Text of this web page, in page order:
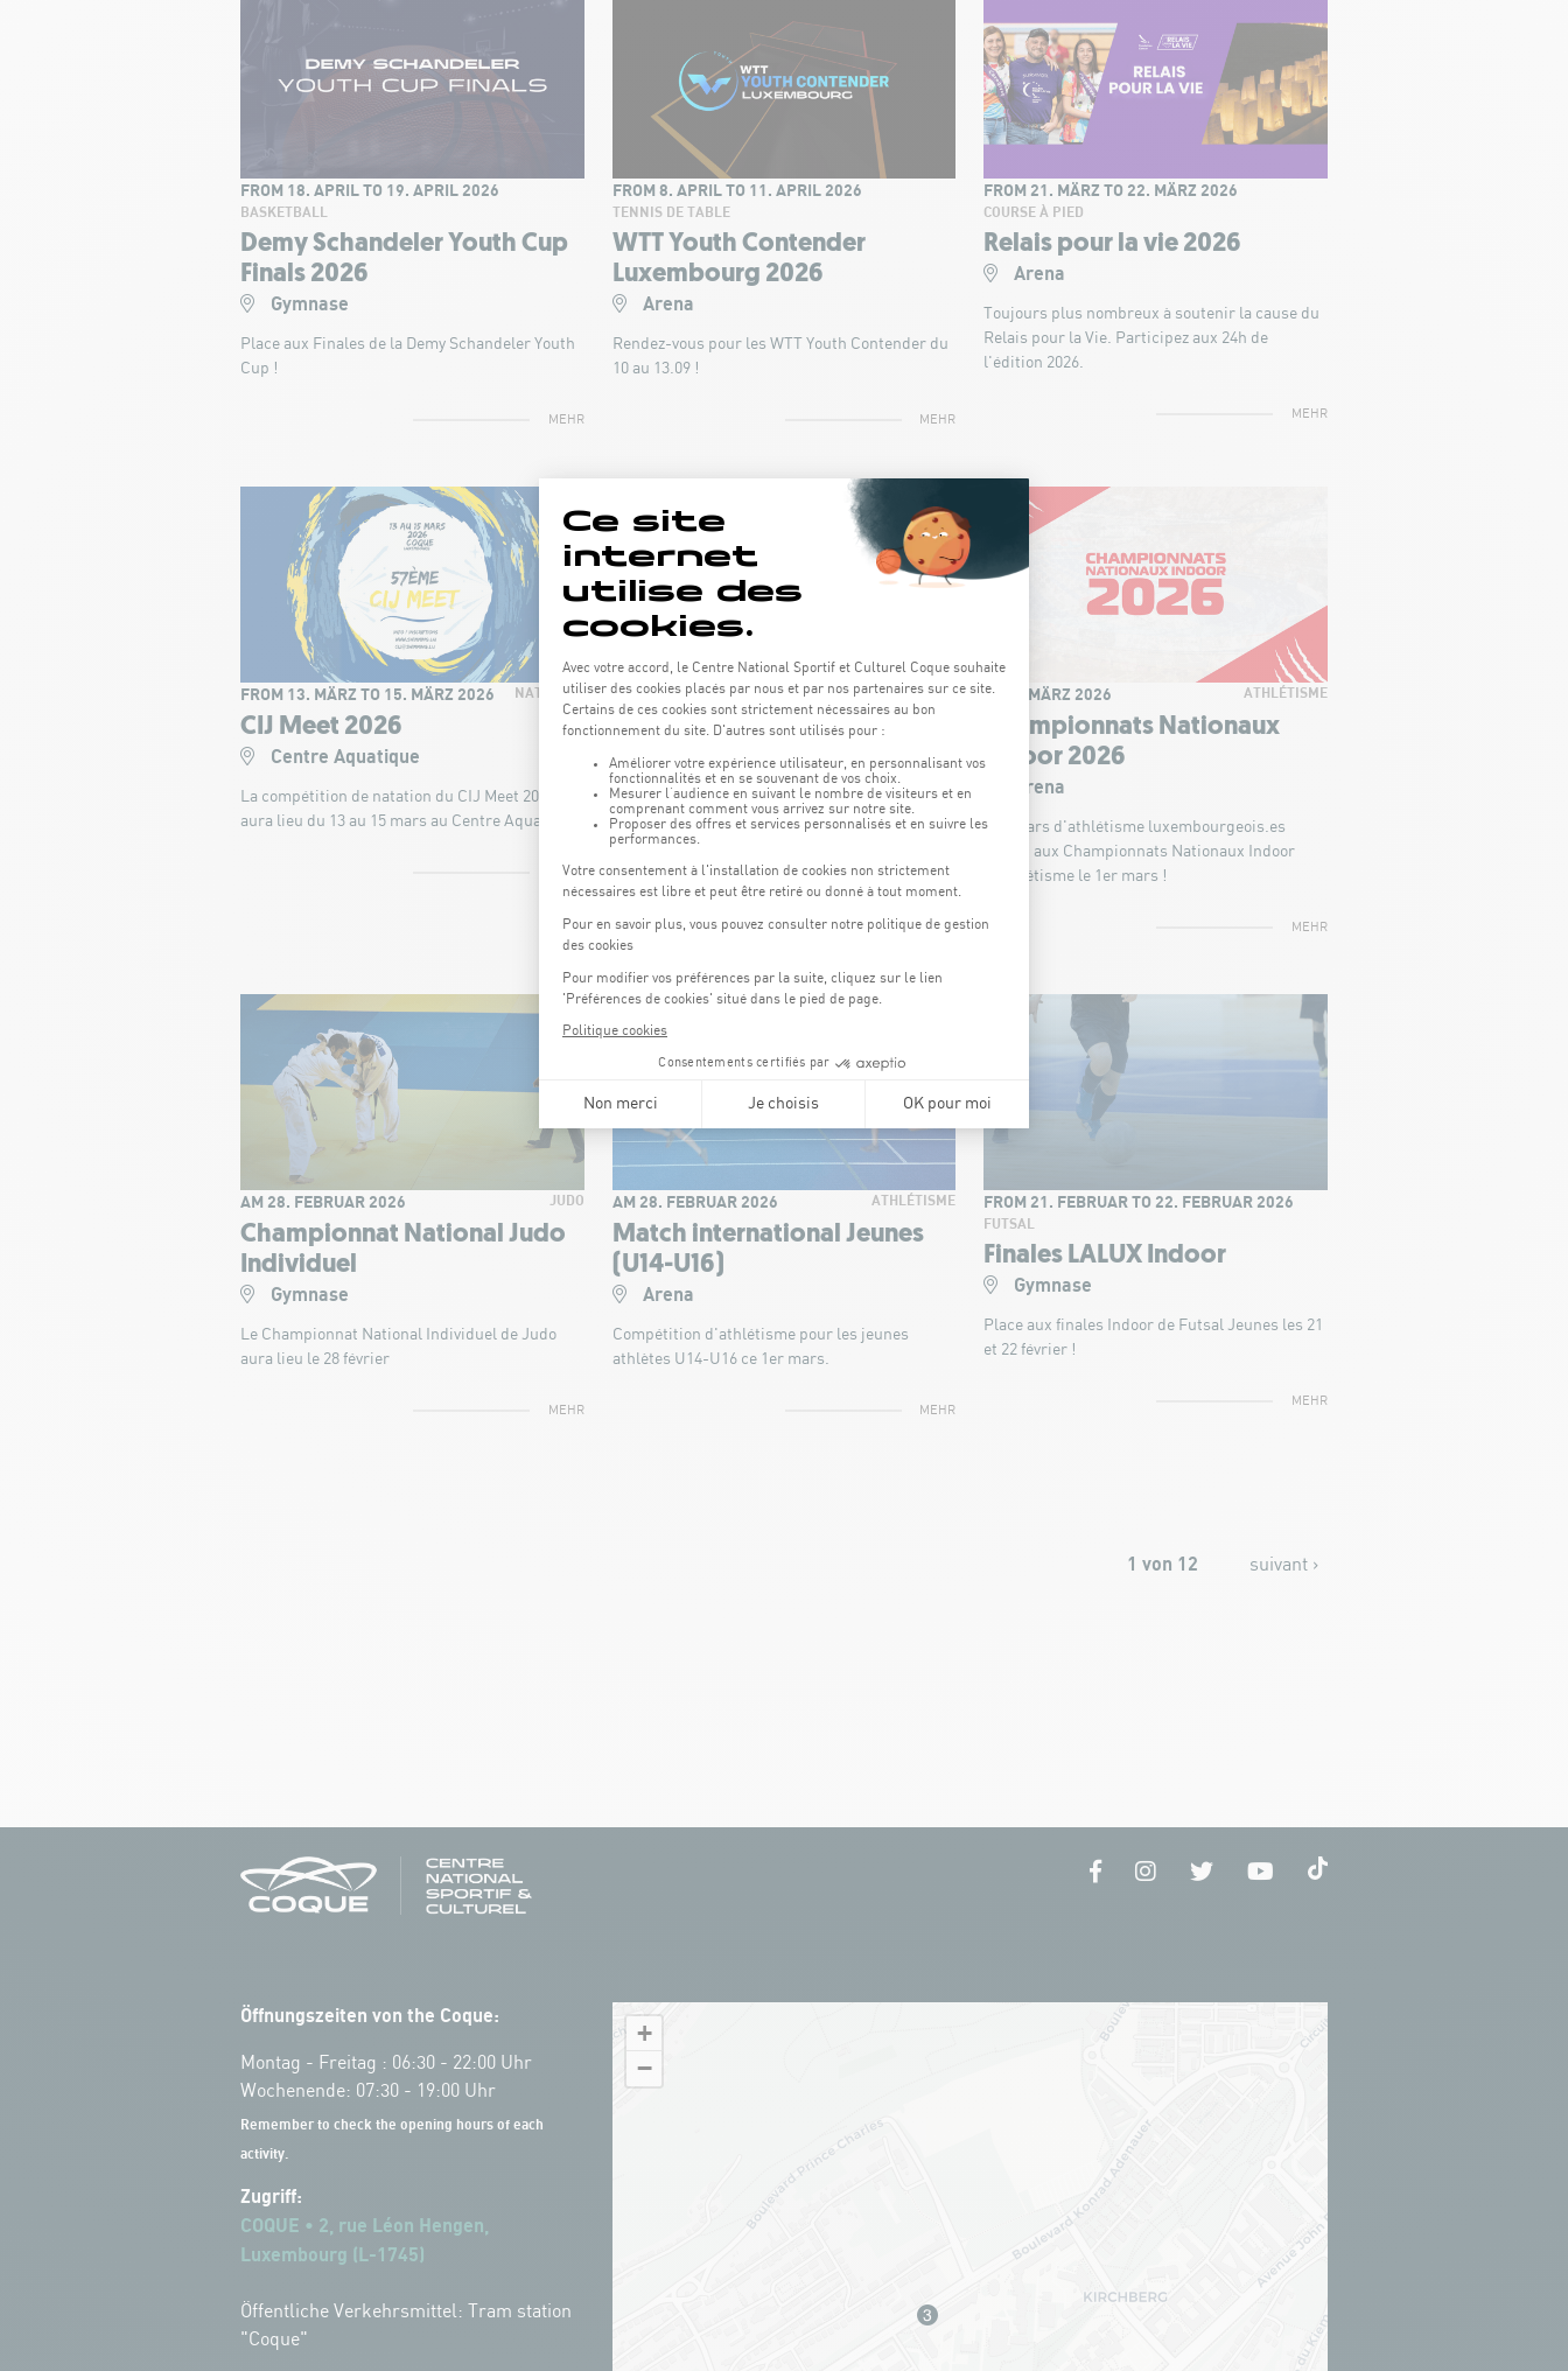
FROM 18. APRIL TO 19. APRIL 2026
BASKETBALL
Demy Schandeler Youth Cup
Finals 2026
Gymnase
Place aux Finales de la Demy Schandeler Youth
Cup !
MEHR
FROM 8. APRIL TO 11. APRIL 2026
TENNIS DE TABLE
WTT Youth Contender
Luxembourg 2026
Arena
Rendez-vous pour les WTT Youth Contender du
10 au 13.09 !
MEHR
FROM 21. MÄRZ TO 22. MÄRZ 2026
COURSE À PIED
Relais pour la vie 2026
Arena
Toujours plus nombreux à soutenir la cause du
Relais pour la Vie. Participez aux 24h de
l'édition 2026.
MEHR
FROM 13. MÄRZ TO 15. MÄRZ 2026 NATATION
CIJ Meet 2026
Centre Aquatique
La compétition de natation du CIJ Meet 2026
aura lieu du 13 au 15 mars au Centre Aquatique.
MEHR
ON 11 MÄRZ AT 19:00 BASKETBALL
FIBA WOMEN'S EUROBASKET
2027 QUALIFIERS • LUX - IRL
Gymnase
Nouvelle série de match de qualification à
Basketball !
MEHR
AM 1. MÄRZ 2026 ATHLÉTISME
Championnats Nationaux
Indoor 2026
Arena
Les stars d'athlétisme luxembourgeois.es
seront aux Championnats Nationaux Indoor
d'athlétisme le 1er mars !
MEHR
AM 28. FEBRUAR 2026 JUDO
Championnat National Judo
Individuel
Gymnase
Le Championnat National Individuel de Judo
aura lieu le 28 février
MEHR
AM 28. FEBRUAR 2026 ATHLÉTISME
Match international Jeunes
(U14-U16)
Arena
Compétition d'athlétisme pour les jeunes
athlètes U14-U16 ce 1er mars.
MEHR
FROM 21. FEBRUAR TO 22. FEBRUAR 2026
FUTSAL
Finales LALUX Indoor
Gymnase
Place aux finales Indoor de Futsal Jeunes les 21
et 22 février !
MEHR
1 von 12 suivant ›
Öffnungszeiten von the Coque:
Montag - Freitag : 06:30 - 22:00 Uhr
Wochenende: 07:30 - 19:00 Uhr
Remember to check the opening hours of each
activity.
Zugriff:
COQUE • 2, rue Léon Hengen,
Luxembourg (L-1745)
Öffentliche Verkehrsmittel: Tram station
"Coque"
+
−